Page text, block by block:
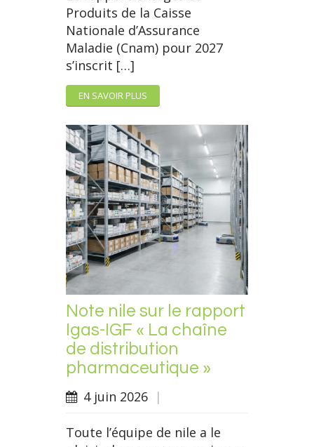
Produits de la Caisse
Nationale d’Assurance
Maladie (Cnam) pour 2027
s’inscrit […]
EN SAVOIR PLUS
Note nile sur le rapport
Igas-IGF « La chaîne
de distribution
pharmaceutique »
4 juin 2026 |
Toute l’équipe de nile a le